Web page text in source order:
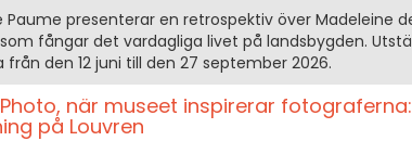
Paume presenterar en retrospektiv över Madeleine
fångar det vardagliga livet på landsbygden.
från den 12 juni till den 27 september 2026.
när museet inspirerar
på Louvren